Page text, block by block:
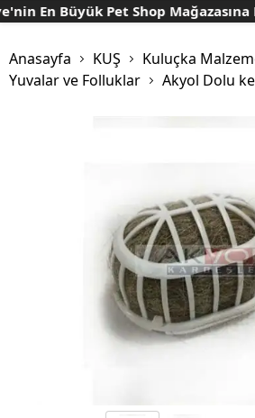
En Büyük Pet Shop Mağazasına
Anasayfa KUŞ
Kuluçka
Yuvalar ve Folluklar
Akyol Dolu